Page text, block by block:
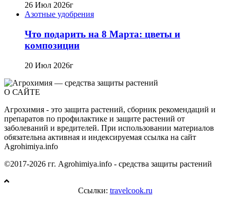
26 Июл 2026г
Азотные удобрения
Что подарить на 8 Марта: цветы и
композиции
20 Июл 2026г
О САЙТЕ
Агрохимия - это защита растений, сборник рекомендаций и
препаратов по профилактике и защите растений от
заболеваний и вредителей. При использовании материалов
обязательна активная и индексируемая ссылка на сайт
Agrohimiya.info
©2017-2026 гг. Agrohimiya.info - средства защиты растений
Ссылки: travelcook.ru